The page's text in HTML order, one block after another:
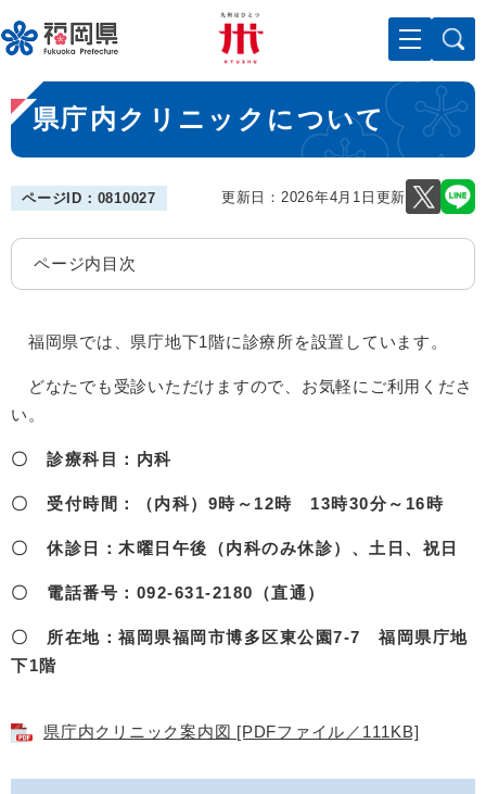
ー
ジ
先
頭
で
メニューを飛ばして本文へ
本
文
県庁内クリニックについて
ページID：0810027 更新日：2026年4月1日更新
ページ内目次
福岡県では、県庁地下1階に診療所を設置しています。
どなたでも受診いただけますので、お気軽にご利用くださ
い。
〇 診療科目：内科
〇 受付時間：（内科）9時～12時 13時30分～16時
〇 休診日：木曜日午後（内科のみ休診）、土日、祝日
〇 電話番号：092-631-2180（直通）
〇 所在地：福岡県福岡市博多区東公園7-7 福岡県庁地
下1階
県庁内クリニック案内図 [PDFファイル／111KB]